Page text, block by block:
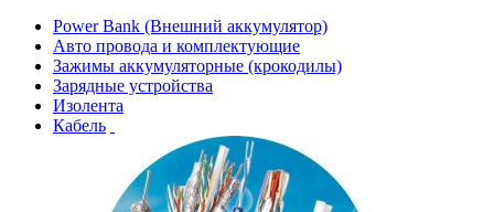
Power Bank (Внешний аккумулятор)
Авто провода и комплектующие
Зажимы аккумуляторные (крокодилы)
Зарядные устройства
Изолента
Кабель